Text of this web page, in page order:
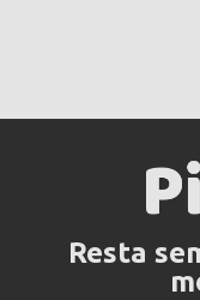
Resta